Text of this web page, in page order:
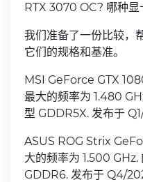
RTX 3070 OC? 哪种显
我们准备了一份比较，
它们的规格和基准。
MSI GeForce GTX
最大的频率为 1.480
型 GDDR5X. 发布于
ASUS ROG Strix
大的频率为 1.500
GDDR6. 发布于 Q4/